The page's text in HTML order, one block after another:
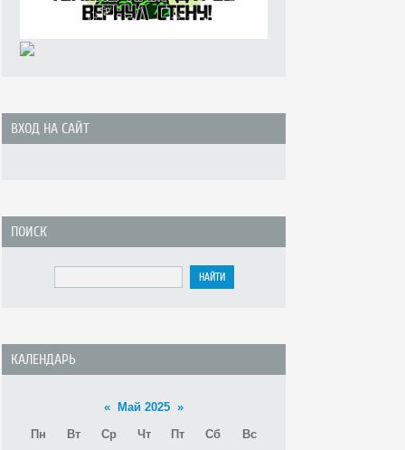
ВХОД НА САЙТ
ПОИСК
КАЛЕНДАРЬ
« Май 2025 »
Пн
Вт Ср Чт Пт Сб Вс